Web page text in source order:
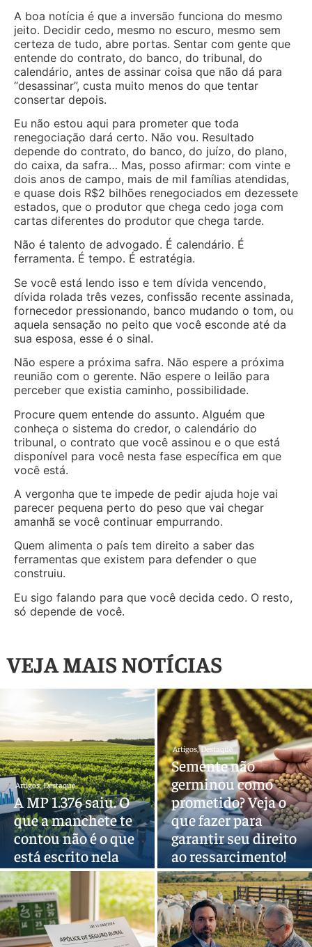
A boa notícia é que a inversão funciona do mesmo
jeito. Decidir cedo, mesmo no escuro, mesmo sem
certeza de tudo, abre portas. Sentar com gente que
entende do contrato, do banco, do tribunal, do
calendário, antes de assinar coisa que não dá para
“desassinar”, custa muito menos do que tentar
consertar depois.
Eu não estou aqui para prometer que toda
renegociação dará certo. Não vou. Resultado
depende do contrato, do banco, do juízo, do plano,
do caixa, da safra… Mas, posso afirmar: com vinte e
dois anos de campo, mais de mil famílias atendidas,
e quase dois R$2 bilhões renegociados em dezessete
estados, que o produtor que chega cedo joga com
cartas diferentes do produtor que chega tarde.
Não é talento de advogado. É calendário. É
ferramenta. É tempo. É estratégia.
Se você está lendo isso e tem dívida vencendo,
dívida rolada três vezes, confissão recente assinada,
fornecedor pressionando, banco mudando o tom, ou
aquela sensação no peito que você esconde até da
sua esposa, esse é o sinal.
Não espere a próxima safra. Não espere a próxima
reunião com o gerente. Não espere o leilão para
perceber que existia caminho, possibilidade.
Procure quem entende do assunto. Alguém que
conheça o sistema do credor, o calendário do
tribunal, o contrato que você assinou e o que está
disponível para você nesta fase específica em que
você está.
A vergonha que te impede de pedir ajuda hoje vai
parecer pequena perto do peso que vai chegar
amanhã se você continuar empurrando.
Quem alimenta o país tem direito a saber das
ferramentas que existem para defender o que
construiu.
Eu sigo falando para que você decida cedo. O resto,
só depende de você.
VEJA MAIS NOTÍCIAS
Artigos,Destaque
A MP 1.376 saiu. O
que a manchete te
contou não é o que
está escrito nela
Artigos,Destaque
Semente não
germinou como
prometido? Veja o
que fazer para
garantir seu direito
ao ressarcimento!